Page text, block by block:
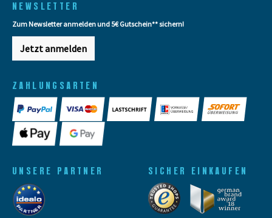
NEWSLETTER
Zum Newsletter anmelden und 5€ Gutschein** sichern!
Jetzt anmelden
ZAHLUNGSARTEN
UNSERE PARTNER SICHER EINKAUFEN